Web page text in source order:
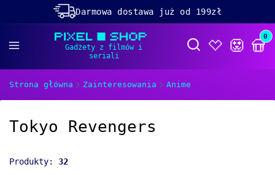
Darmowa dostawa już od 199zł
Rabaty -50% na wybrane produkty
Dolącz do naszego
Otwórz
Strona główna Zainteresowania Anime
Tokyo Revengers
Produkty: 32